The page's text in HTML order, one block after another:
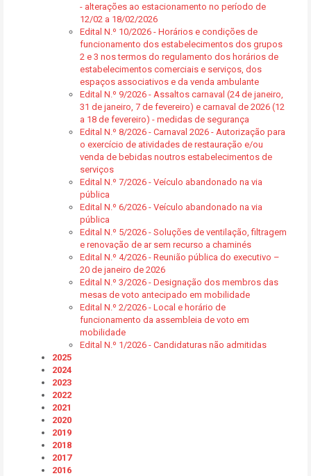
- alterações ao estacionamento no período de
12/02 a 18/02/2026
Edital N.º 10/2026 - Horários e condições de
funcionamento dos estabelecimentos dos grupos
2 e 3 nos termos do regulamento dos horários de
estabelecimentos comerciais e serviços, dos
espaços associativos e da venda ambulante
Edital N.º 9/2026 - Assaltos carnaval (24 de janeiro,
31 de janeiro, 7 de fevereiro) e carnaval de 2026 (12
a 18 de fevereiro) - medidas de segurança
Edital N.º 8/2026 - Carnaval 2026 - Autorização para
o exercício de atividades de restauração e/ou
venda de bebidas noutros estabelecimentos de
serviços
Edital N.º 7/2026 - Veículo abandonado na via
pública
Edital N.º 6/2026 - Veículo abandonado na via
pública
Edital N.º 5/2026 - Soluções de ventilação, filtragem
e renovação de ar sem recurso a chaminés
Edital N.º 4/2026 - Reunião pública do executivo –
20 de janeiro de 2026
Edital N.º 3/2026 - Designação dos membros das
mesas de voto antecipado em mobilidade
Edital N.º 2/2026 - Local e horário de
funcionamento da assembleia de voto em
mobilidade
Edital N.º 1/2026 - Candidaturas não admitidas
2025
2024
2023
2022
2021
2020
2019
2018
2017
2016